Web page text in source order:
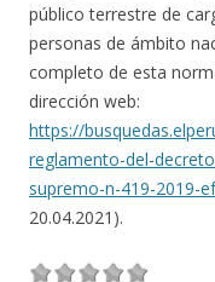
público terrestre de
personas de ámbito
completo de esta
dirección web:
https://
reglamento-del-
supremo-n-419-2019-
20.04.2021).